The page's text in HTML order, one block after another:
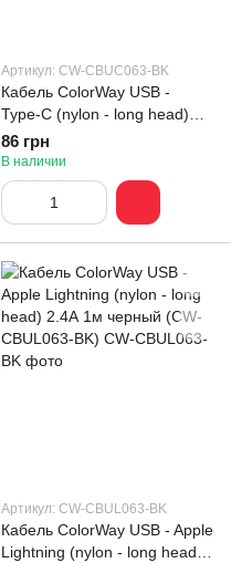
Артикул: CW-CBUC063-BK
Кабель ColorWay USB -
Type-C (nylon - long head)
2.4А 1м черный (CW-
CBUC063-BK)
86 грн
В наличии
Артикул: CW-CBUL063-BK
Кабель ColorWay USB - Apple
Lightning (nylon - long head)